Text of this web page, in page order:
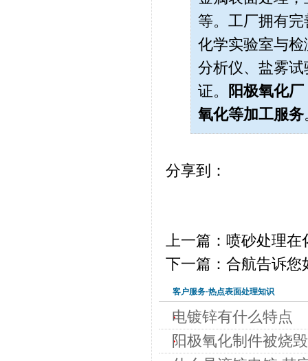
等。工厂拥有
化学实验室与检
分析仪、盐雾
证。
阳极氧化厂
氧化等加工服务
分享到：
上一篇：喷砂处理
下一篇：合航告诉您
客户服务·热点表面处理知识
电镀锌有什么特点
阳极氧化制件被烧